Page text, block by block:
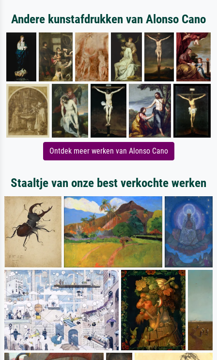
Andere kunstafdrukken van Alonso Cano
Ontdek meer werken van Alonso Cano
Staaltje van onze best verkochte werken